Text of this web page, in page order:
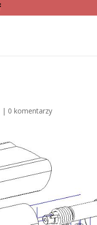
| 0 komentarzy